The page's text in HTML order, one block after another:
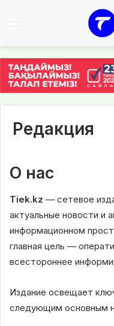
Редакция
О нас
Tiek.kz — сетевое
актуальные новости и
информационном
главная цель —
всестороннее
Издание освещает
следующим основным